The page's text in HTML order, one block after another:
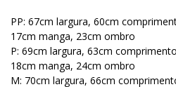
PP: 67cm largura, 60cm
17cm manga, 23cm ombro
P: 69cm largura, 63cm
18cm manga, 24cm ombro
M: 70cm largura, 66cm